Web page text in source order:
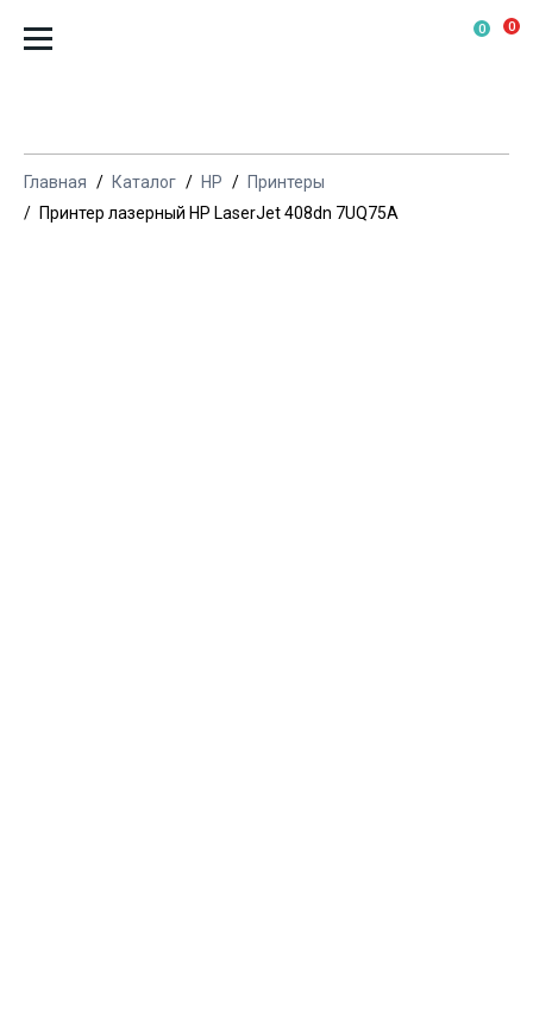
0 0
Главная Каталог HP
Принтеры
Принтер лазерный HP LaserJet 408dn 7UQ75A